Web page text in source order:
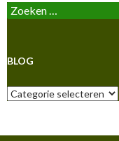
Zoeken
naar:
BLOG
Blog